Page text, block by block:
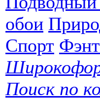
обои
Спорт
Поиск по